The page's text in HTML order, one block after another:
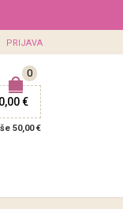
PRIJAVA
0
0,00 €
50,00 €